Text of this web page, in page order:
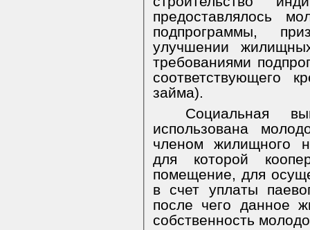
предоставлялось
подпрограммы,
улучшении
требованиями
соответствующего
займа).
Социальная
использована
членом жилищного
для которой
помещение, для
в счет уплаты
после чего данное
собственность